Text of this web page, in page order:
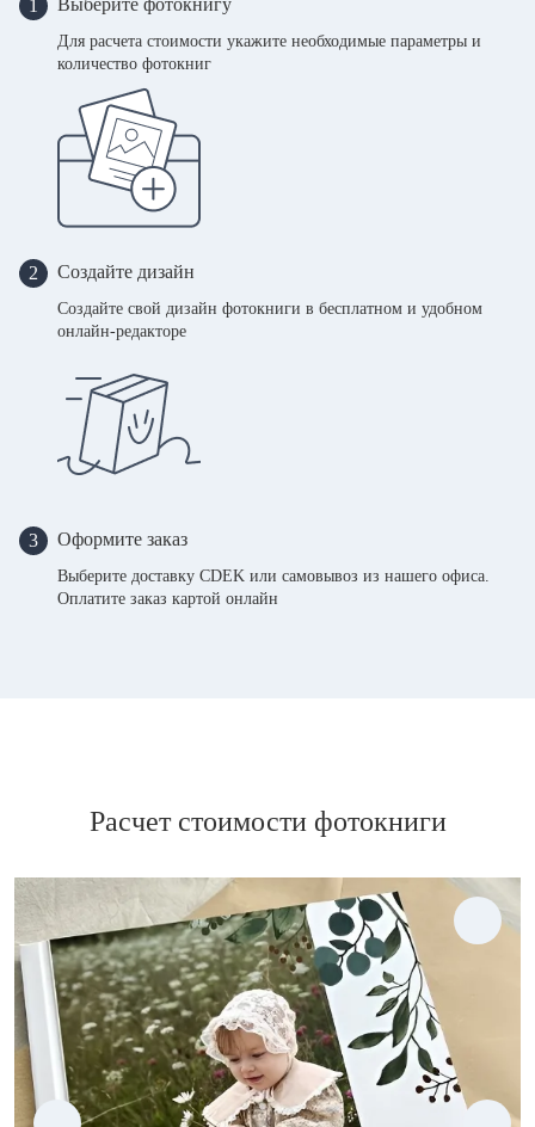
1 Выберите фотокнигу
Для расчета стоимости укажите необходимые параметры и
количество фотокниг
2 Создайте дизайн
Создайте свой дизайн фотокниги в бесплатном и удобном
онлайн-редакторе
3 Оформите заказ
Выберите доставку CDEK или самовывоз из нашего офиса.
Оплатите заказ картой онлайн
Расчет стоимости фотокниги